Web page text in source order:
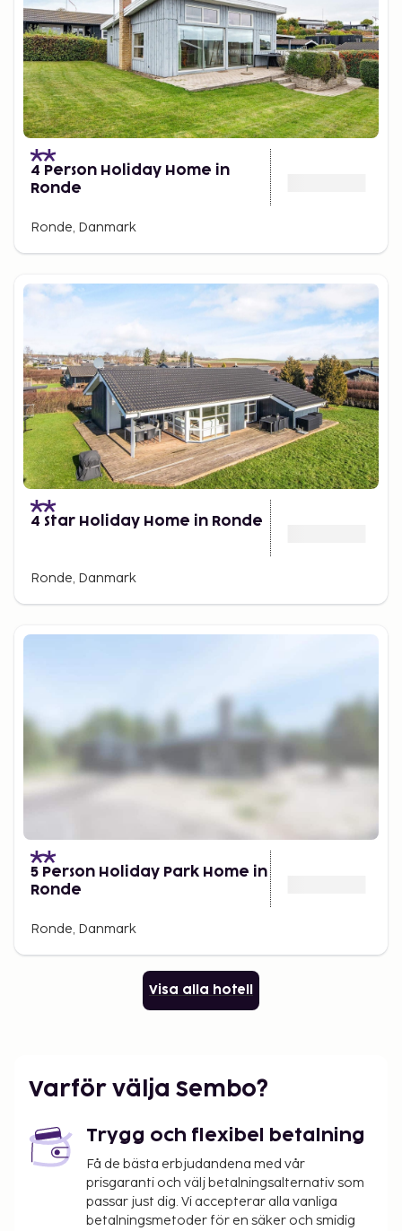
4 Person Holiday Home in
Ronde
Ronde, Danmark
4 Star Holiday Home in Ronde
Ronde, Danmark
5 Person Holiday Park Home in
Ronde
Ronde, Danmark
Visa alla hotell
Varför välja Sembo?
Trygg och flexibel betalning
Få de bästa erbjudandena med vår
prisgaranti och välj betalningsalternativ som
passar just dig. Vi accepterar alla vanliga
betalningsmetoder för en säker och smidig